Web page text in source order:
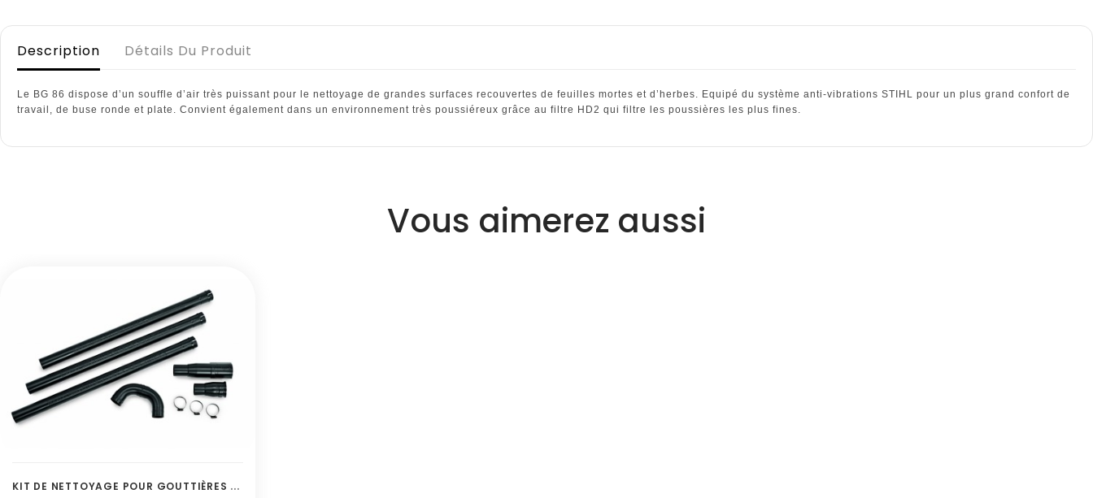
Description Détails Du Produit
Le BG 86 dispose d’un souffle d’air très puissant pour le nettoyage de grandes surfaces recouvertes de feuilles mortes et d’herbes. Equipé du système anti-vibrations STIHL pour un plus grand confort de
travail, de buse ronde et plate. Convient également dans un environnement très poussiéreux grâce au filtre HD2 qui filtre les poussières les plus fines.
Vous aimerez aussi
K
IT DE NETTOYAGE POUR GOUTTIÈRES STIHL